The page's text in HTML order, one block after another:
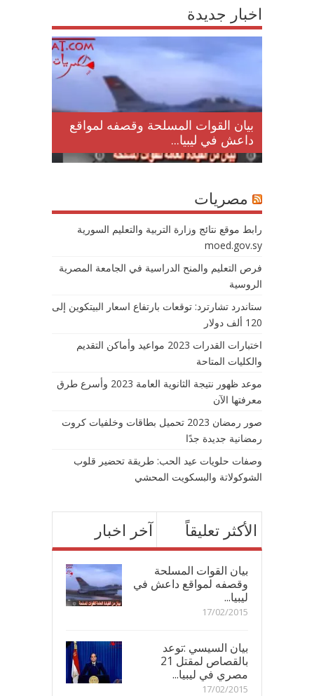
اخبار جديدة
بيان القوات المسلحة وقصفه لمواقع
داعش في ليبيا...
مصريات
رابط موقع نتائج وزارة التربية والتعليم السورية
moed.gov.sy
فرص التعليم والمنح الدراسية في الجامعة المصرية
الروسية
ستاندرد تشارترد: توقعات بارتفاع اسعار البيتكوين إلى
120 ألف دولار
اختبارات القدرات 2023 مواعيد وأماكن التقديم
والكليات المتاحة
موعد ظهور نتيجة الثانوية العامة 2023 وأسرع طرق
معرفتها الآن
صور رمضان 2023 تحميل بطاقات وخلفيات كروت
رمضانية جديدة جدًا
وصفات حلويات عيد الحب: طريقة تحضير قلوب
الشوكولاتة والبسكويت المحشي
آخر اخبار الأكثر تعليقاً
بيان القوات المسلحة
وقصفه لمواقع داعش في
ليبيا...
17/02/2015
بيان السيسي :توعد
بالقصاص لمقتل 21
مصري في ليبيا...
17/02/2015